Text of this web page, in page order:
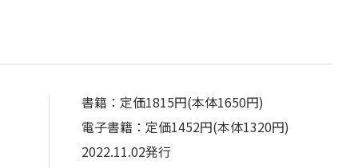
書籍：定価1815円(本体1650円)
電子書籍：定価1452円(本体1320円)
2022.11.02発行